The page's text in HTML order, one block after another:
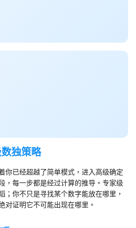
独策略
你已经超越了简单模式，进入高级确定
，每一步都是经过计算的推导。专家级
；你不只是寻找某个数字能放在哪里，
对证明它不可能出现在哪里。